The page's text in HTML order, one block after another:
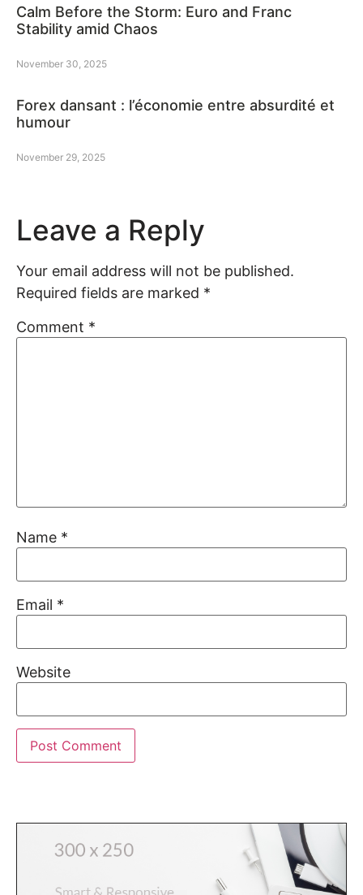
Calm Before the Storm: Euro and Franc
Stability amid Chaos
November 30, 2025
Forex dansant : l’économie entre absurdité et
humour
November 29, 2025
Leave a Reply
Your email address will not be published.
Required fields are marked *
Comment *
Name *
Email *
Website